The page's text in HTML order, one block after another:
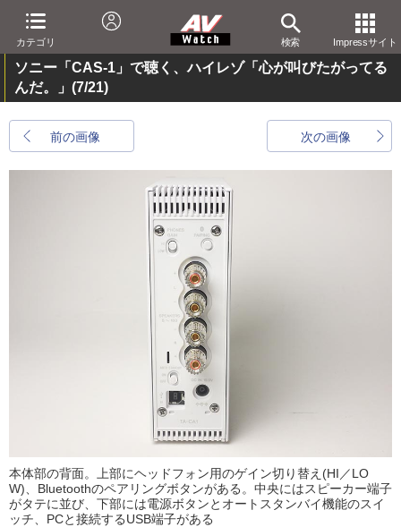
カテゴリ 検索 Impressサイト
ソニー「CAS-1」で聴く、ハイレゾ「心が叫びたがってる
んだ。」 (7/21)
前の画像 次の画像
本体部の背面。上部にヘッドフォン用のゲイン切り替え(HI／LO
W)、Bluetoothのペアリングボタンがある。中央にはスピーカー端子
がタテに並び、下部には電源ボタンとオートスタンバイ機能のスイ
ッチ、PCと接続するUSB端子がある